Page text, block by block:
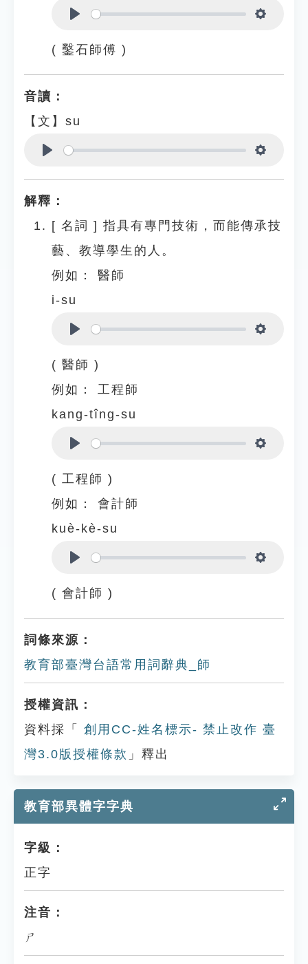
( 鑿石師傅 )
音讀：
【文】su
解釋：
[ 名詞 ] 指具有專門技術，而能傳承技
藝、教導學生的人。
例如：
醫師
i-su
( 醫師 )
例如：
工程師
kang-tîng-su
( 工程師 )
例如：
會計師
kuè-kè-su
( 會計師 )
詞條來源：
教育部臺灣台語常用詞辭典_師
授權資訊：
資料採「
創用CC-姓名標示- 禁止改作 臺
灣3.0版授權條款 」釋出
教育部異體字字典
字級：
正字
注音：
ㄕ